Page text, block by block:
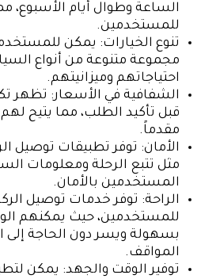
الساعة وطوال أيام الأسبوع،
للمستخدمين.
تنوع الخيارات: يمكن
مجموعة متنوعة من أنواع
احتياجاتهم وميزانيتهم.
الشفافية في الأسعار: تظهر
قبل تأكيد الطلب، مما يتيح
مقدماً.
الأمان: توفر تطبيقات توصيل
مثل تتبع الرحلة ومعلومات
المستخدمين بالأمان.
الراحة: توفر خدمات توصيل
للمستخدمين، حيث يمكنهم
بسهولة ويسر دون الحاجة إلى
المواقف.
توفير الوقت والجهد: يمكن